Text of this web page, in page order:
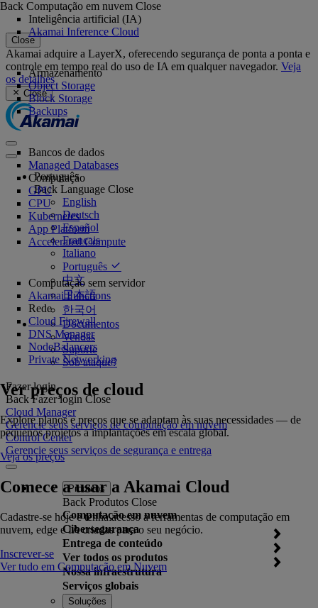
Close
Akamai adquire a LayerX, oferecendo segurança de ponta a ponta e
controle em tempo real do uso de IA em qualquer navegador. Veja
os detalhes
Close
Português
Back Language Close
English
Deutsch
Español
Français
Italiano
Português
中文
日本語
한국어
Documentos
Vendas
Suporte
Sob ataque?
Fazer login
Back Fazer login Close
Cloud Manager
Gerencie seus serviços de computação em nuvem
Control Center
Gerencie seus serviços de segurança e entrega
Produtos
Back Produtos Close
Computação em nuvem
Cibersegurança
Entrega de conteúdo
Ver todos os produtos
Nossa infraestrutura
Serviços globais
Back Computação em nuvem Close
Inteligência artificial (IA)
Akamai Inference Cloud
Armazenamento
Object Storage
Block Storage
Backups
Bancos de dados
Managed Databases
Computação
GPU
CPU
Kubernetes
App Platform
Accelerated Compute
Computação sem servidor
Akamai Functions
Rede
Cloud Firewall
DNS Manager
NodeBalancers
Private Networking
Ver preços de cloud
Explore planos e preços que se adaptam às suas necessidades — de
pequenos projetos a implantações em escala global.
Veja os preços
Comece a usar a Akamai Cloud
Cadastre-se hoje e tenha acesso a ferramentas de computação em
nuvem, edge e IA criadas para o seu negócio.
Inscrever-se
Ver tudo em Computação em Nuvem
Soluções